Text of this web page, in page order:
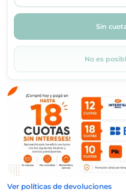
Sin
No es
Ver políticas de devoluciones